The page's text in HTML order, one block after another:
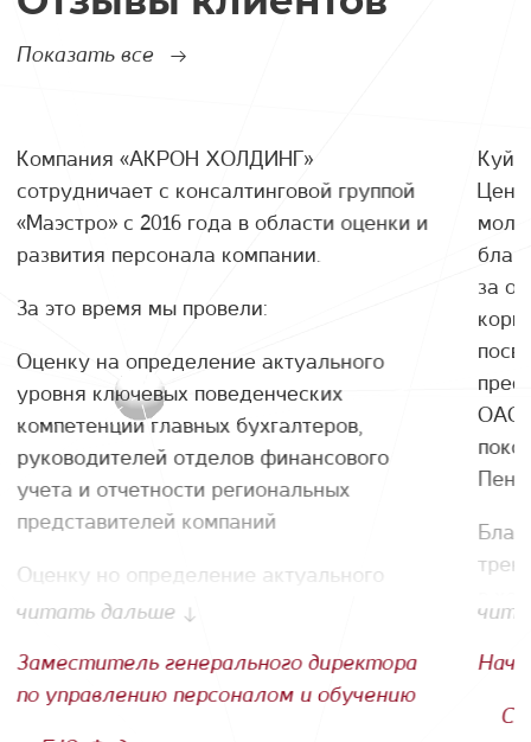
Показать все
Компания «АКРОН ХОЛДИНГ»
сотрудничает с консалтинговой группой
«Маэстро» с 2016 года в области оценки и
развития персонала компании.
За это время мы провели:
Оценку на определение актуального
уровня ключевых поведенческих
компетенции главных бухгалтеров,
руководителей отделов финансового
учета и отчетности региональных
представителей компаний
Оценку но определение актуального
уровня ключевых компетенций
Обучение руководителей финансовой
Заместитель генерального директора
по управлению персоналом и обучению
читать дальше
за
ОАО